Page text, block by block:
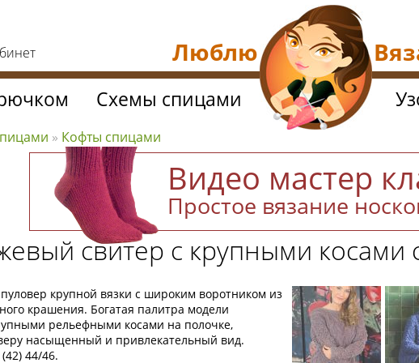
Видео мастер
Простое вязание
свитер с крупными косами
крупной вязки с широким воротником из
крашения. Богатая палитра модели
рельефными косами на полочке,
насыщенный и привлекательный вид.
44/46.
Схемы спицами
» Кофты спицами
Люблю